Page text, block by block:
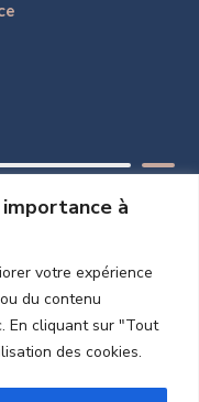
à
votre expérience
du contenu
En cliquant sur "Tout
des cookies.